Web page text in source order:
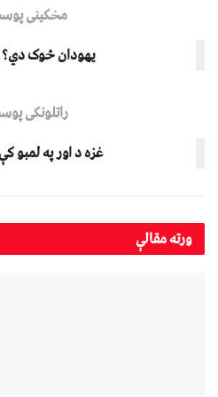
مخکینی
یهودان څوک دي؟
راتلونکی
غزه د اور په لمبو
ورتهمقالې